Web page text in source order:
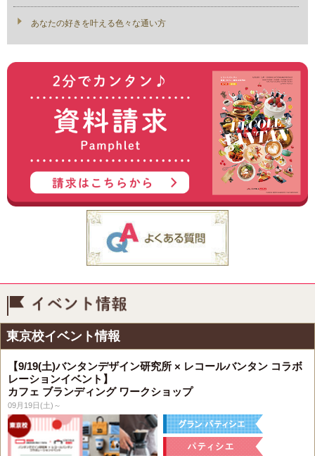
あなたの好きを叶える⾊々な通い⽅
東京校イベント情報
【9/19(土)バンタンデザイン研究所 × レコールバンタン コラボ
レーションイベント】
カフェ ブランディング ワークショップ
09月19日(土)～